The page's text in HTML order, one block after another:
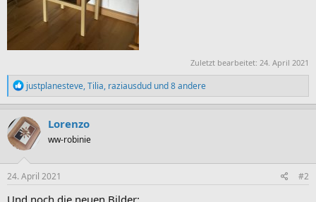
Zuletzt bearbeitet: 24. April 2021
R
e
a
k
t
i
o
n
e
:
justplanesteve,Tilia, raziausdud und 8 andere
Lorenzo
ww-robinie
24. April 2021 #2
Und noch die neuen Bilder: